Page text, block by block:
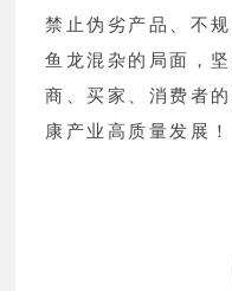
禁止伪劣产品、不
鱼龙混杂的局面，
商、买家、消费者
康产业高质量发展！